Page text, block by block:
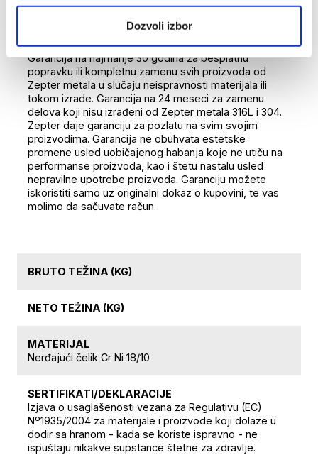
Dozvoli izbor
LA PERLE SET OD NERĐAJUĆEG ČELIKA
GARANCIJA
Garancija na najmanje 30 godina za besplatnu
popravku ili kompletnu zamenu svih proizvoda od
Zepter metala u slučaju neispravnosti materijala ili
tokom izrade. Garancija na 24 meseci za zamenu
delova koji nisu izrađeni od Zepter metala 316L i 304.
Zepter daje garanciju za pozlatu na svim svojim
proizvodima. Garancija ne obuhvata estetske
promene usled uobičajenog habanja koje ne utiču na
performanse proizvoda, kao i štetu nastalu usled
nepravilne upotrebe proizvoda. Garanciju možete
iskoristiti samo uz originalni dokaz o kupovini, te vas
molimo da sačuvate račun.
BRUTO TEŽINA (KG)
NETO TEŽINA (KG)
MATERIJAL
Nerđajući čelik Cr Ni 18/10
SERTIFIKATI/DEKLARACIJE
Izjava o usaglašenosti vezana za Regulativu (EC)
Nº1935/2004 za materijale i proizvode koji dolaze u
dodir sa hranom - kada se koriste ispravno - ne
ispuštaju nikakve supstance štetne za zdravlje.